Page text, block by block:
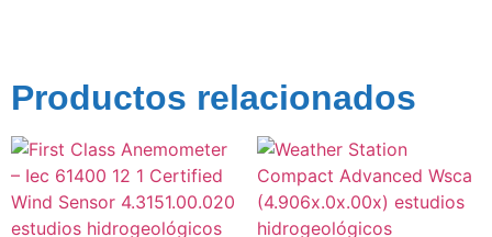
Productos relacionados